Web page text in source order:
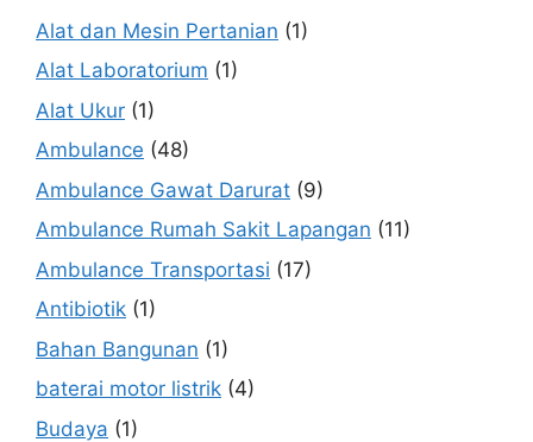
Alat dan Mesin Pertanian (1)
Alat Laboratorium (1)
Alat Ukur (1)
Ambulance (48)
Ambulance Gawat Darurat (9)
Ambulance Rumah Sakit Lapangan (11)
Ambulance Transportasi (17)
Antibiotik (1)
Bahan Bangunan (1)
baterai motor listrik (4)
Budaya (1)